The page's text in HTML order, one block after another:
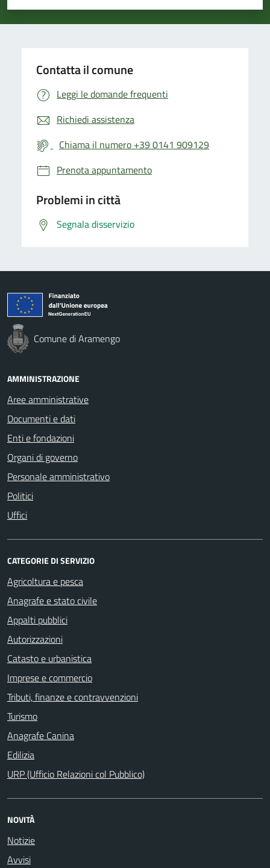
Valuta 5 stelle su 5
Valuta 4 stelle su 5
Valuta 3 stelle su 5
Valuta 2 stelle su 5
Valuta 1 stelle su 5
Contatta il comune
Leggi le domande frequenti
Richiedi assistenza
Chiama il numero +39 0141 909129
Prenota appuntamento
Problemi in città
Segnala disservizio
Comune di Aramengo
AMMINISTRAZIONE
Aree amministrative
Documenti e dati
Enti e fondazioni
Organi di governo
Personale amministrativo
Politici
Uffici
CATEGORIE DI SERVIZIO
Agricoltura e pesca
Anagrafe e stato civile
Appalti pubblici
Autorizzazioni
Catasto e urbanistica
Imprese e commercio
Tributi, finanze e contravvenzioni
Turismo
Anagrafe Canina
Edilizia
URP (Ufficio Relazioni col Pubblico)
NOVITÀ
Notizie
Avvisi